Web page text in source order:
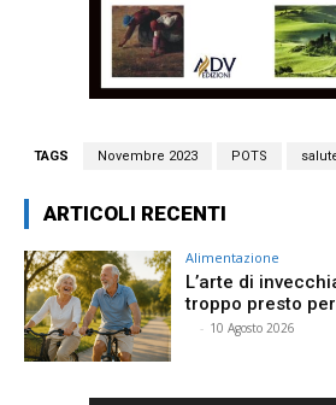
TAGS Novembre 2023 POTS
ARTICOLI RECENTI
Alimentazione
L’arte di
troppo presto
- 10 Agosto 2026